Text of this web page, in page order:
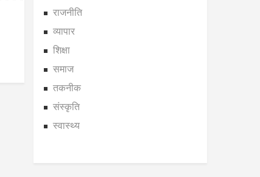
राजनीति
व्यापार
शिक्षा
समाज
तकनीक
संस्कृति
स्वास्थ्य